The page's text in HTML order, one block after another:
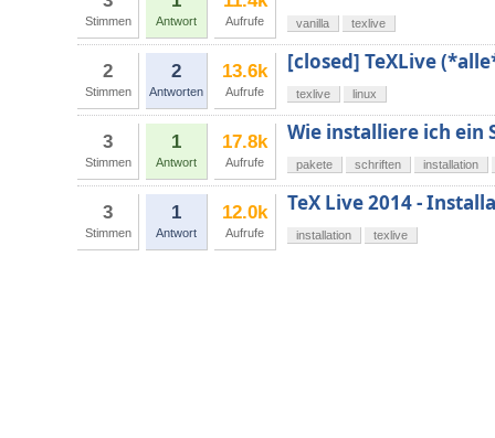
Stimmen Antwort Aufrufe vanilla texlive
2
Stimmen
2
Antworten
13.6k
Aufrufe
[closed] TeXLive
texlive linux
3
Stimmen
1
Antwort
17.8k
Aufrufe
Wie installiere ich ein
pakete schriften installation
3
Stimmen
1
Antwort
12.0k
Aufrufe
TeX Live 2014 -
installation texlive